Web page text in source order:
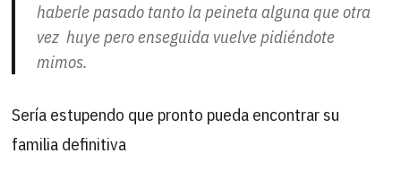
haberle pasado tanto la peineta alguna que otra
vez huye pero enseguida vuelve pidiéndote
mimos.
Sería estupendo que pronto pueda encontrar su
familia definitiva